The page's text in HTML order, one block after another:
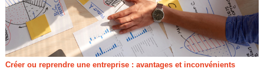
Créer ou reprendre une entreprise : avantages et inconvénients